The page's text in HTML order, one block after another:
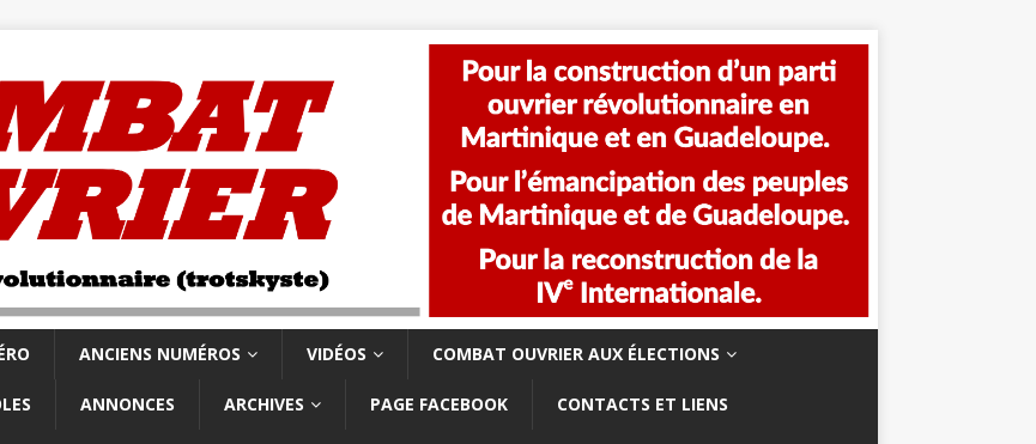
ANCIENS NUMÉROS VIDÉOS COMBAT OUVRIER AUX ÉLECTIONS
ANNONCES ARCHIVES PAGE FACEBOOK CONTACTS ET LIENS